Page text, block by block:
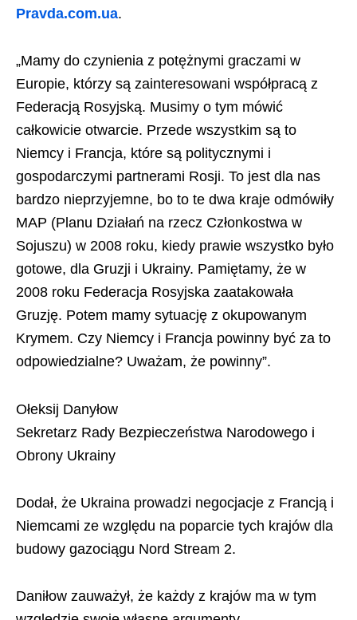
Pravda.com.ua.
„Mamy do czynienia z potężnymi graczami w
Europie, którzy są zainteresowani współpracą z
Federacją Rosyjską. Musimy o tym mówić
całkowicie otwarcie. Przede wszystkim są to
Niemcy i Francja, które są politycznymi i
gospodarczymi partnerami Rosji. To jest dla nas
bardzo nieprzyjemne, bo to te dwa kraje odmówiły
MAP (Planu Działań na rzecz Członkostwa w
Sojuszu) w 2008 roku, kiedy prawie wszystko było
gotowe, dla Gruzji i Ukrainy. Pamiętamy, że w
2008 roku Federacja Rosyjska zaatakowała
Gruzję. Potem mamy sytuację z okupowanym
Krymem. Czy Niemcy i Francja powinny być za to
odpowiedzialne? Uważam, że powinny”.
Ołeksij Danyłow
Sekretarz Rady Bezpieczeństwa Narodowego i
Obrony Ukrainy
Dodał, że Ukraina prowadzi negocjacje z Francją i
Niemcami ze względu na poparcie tych krajów dla
budowy gazociągu Nord Stream 2.
Daniłow zauważył, że każdy z krajów ma w tym